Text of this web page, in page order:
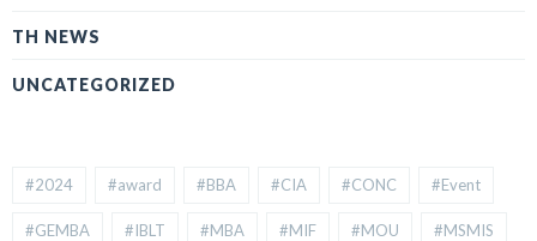
TH NEWS
UNCATEGORIZED
#2024 #award #BBA #CIA #CONC #Event
#GEMBA #IBLT #MBA #MIF #MOU #MSMIS